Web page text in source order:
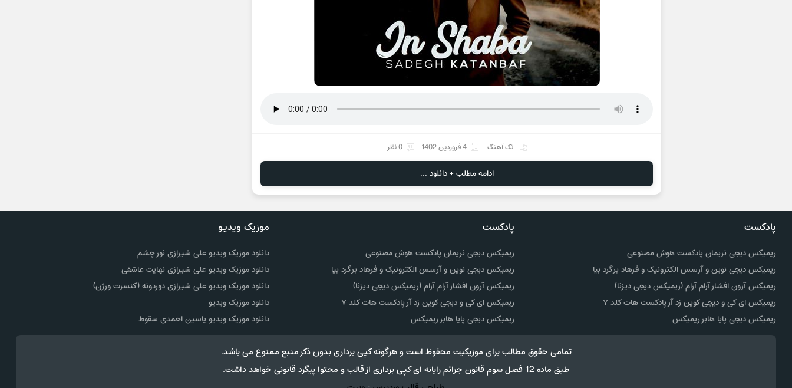
تک آهنگ 4 فروردین 1402 0 نظر
ادامه مطلب + دانلود ...
پادکست
ریمیکس دیجی نریمان پادکست هوش مصنوعی
ریمیکس دیجی نوین و آرسس الکترونیک و فرهاد برگرد بیا
ریمیکس آرون افشار آرام آرام (ریمیکس دیجی دیزنا)
ریمیکس ای کی و دیجی کوین زد آر پادکست هات کلد ۷
ریمیکس دیجی پایا هابر ریمیکس
پادکست
ریمیکس دیجی نریمان پادکست هوش مصنوعی
ریمیکس دیجی نوین و آرسس الکترونیک و فرهاد برگرد بیا
ریمیکس آرون افشار آرام آرام (ریمیکس دیجی دیزنا)
ریمیکس ای کی و دیجی کوین زد آر پادکست هات کلد ۷
ریمیکس دیجی پایا هابر ریمیکس
موزیک ویدیو
دانلود موزیک ویدیو علی شیرازی نور چشم
دانلود موزیک ویدیو علی شیرازی نهایت عاشقی
دانلود موزیک ویدیو علی شیرازی دوردونه (کنسرت ورژن)
دانلود موزیک ویدیو
دانلود موزیک ویدیو یاسین احمدی سقوط
تمامی حقوق مطالب برای موزیکیت محفوظ است و هرگونه کپی برداری بدون ذکر منبع ممنوع می باشد.
طبق ماده 12 فصل سوم قانون جرائم رایانه ای کپی برداری از قالب و محتوا پیگرد قانونی خواهد داشت.